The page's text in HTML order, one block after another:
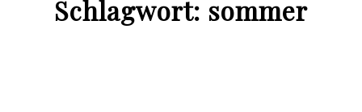
Schlagwort: sommer